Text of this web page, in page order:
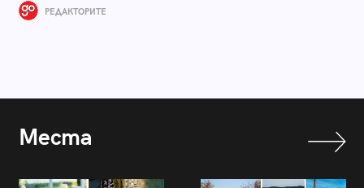
РЕДАКТОРИТЕ
Места